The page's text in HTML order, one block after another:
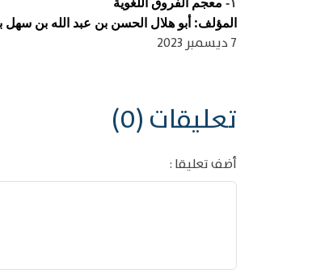
١-
المؤلف: أبو هلال الحسن بن عبد الله بن سهل
7 ديسمبر 2023
تعليقات (0)
أضف تعليقا :